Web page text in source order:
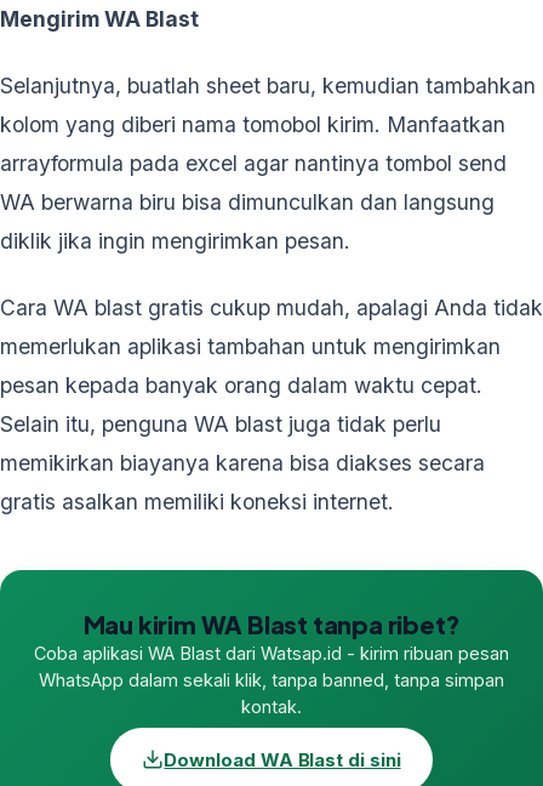
Mengirim WA Blast
Selanjutnya, buatlah sheet baru, kemudian tambahkan
kolom yang diberi nama tomobol kirim. Manfaatkan
arrayformula pada excel agar nantinya tombol send
WA berwarna biru bisa dimunculkan dan langsung
diklik jika ingin mengirimkan pesan.
Cara WA blast gratis cukup mudah, apalagi Anda tidak
memerlukan aplikasi tambahan untuk mengirimkan
pesan kepada banyak orang dalam waktu cepat.
Selain itu, penguna WA blast juga tidak perlu
memikirkan biayanya karena bisa diakses secara
gratis asalkan memiliki koneksi internet.
Mau kirim WA Blast tanpa ribet?
Coba aplikasi WA Blast dari Watsap.id - kirim ribuan pesan
WhatsApp dalam sekali klik, tanpa banned, tanpa simpan
kontak.
Download WA Blast di sini